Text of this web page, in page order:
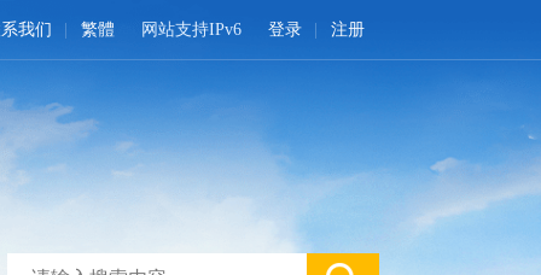
登录 注册
网站支持IPv6
我们 繁體